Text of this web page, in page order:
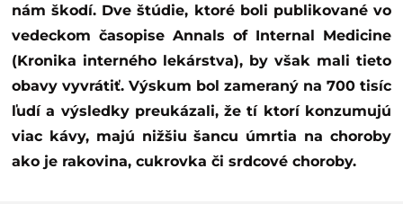
nám škodí. Dve štúdie, ktoré boli publikované vo
vedeckom časopise Annals of Internal Medicine
(Kronika interného lekárstva), by však mali tieto
obavy vyvrátiť. Výskum bol zameraný na 700 tisíc
ľudí a výsledky preukázali, že tí ktorí konzumujú
viac kávy, majú nižšiu šancu úmrtia na choroby
ako je rakovina, cukrovka či srdcové choroby.